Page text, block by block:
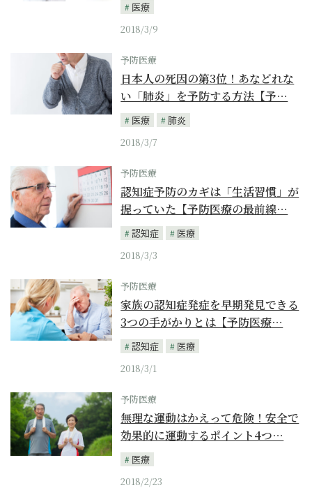
医療
2018/3/9
予防医療
日本人の死因の第3位！あなどれな
い「肺炎」を予防する方法【予…
医療
肺炎
2018/3/7
予防医療
認知症予防のカギは「生活習慣」が
握っていた【予防医療の最前線…
認知症
医療
2018/3/3
予防医療
家族の認知症発症を早期発見できる
3つの手がかりとは【予防医療…
認知症
医療
2018/3/1
予防医療
無理な運動はかえって危険！安全で
効果的に運動するポイント4つ…
医療
2018/2/23